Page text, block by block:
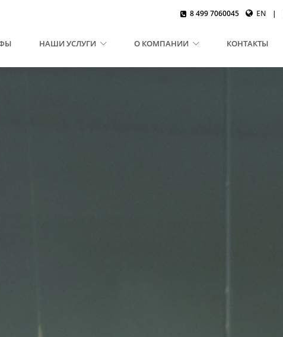
8 499 7060045 EN |
НАШИ УСЛУГИ(CURRENT)О КОМПАНИИ КОНТАКТЫ